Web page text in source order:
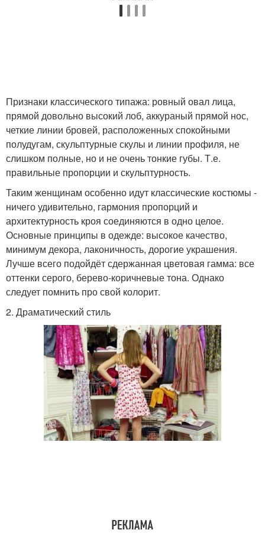
Признаки классического типажа: ровный овал лица,
прямой довольно высокий лоб, аккураный прямой нос,
четкие линии бровей, расположенных спокойными
полудугам, скульптурные скулы и линии профиля, не
слишком полные, но и не очень тонкие губы. Т.е.
правильные пропорции и скульптурность.
Таким женщинам особенно идут классические костюмы -
ничего удивительно, гармония пропорций и
архитектурность кроя соединяются в одно целое.
Основные принципы в одежде: высокое качество,
минимум декора, лаконичность, дорогие украшения.
Лучше всего подойдёт сдержанная цветовая гамма: все
оттенки серого, берево-коричневые тона. Однако
следует помнить про свой колорит.
2. Драматический стиль